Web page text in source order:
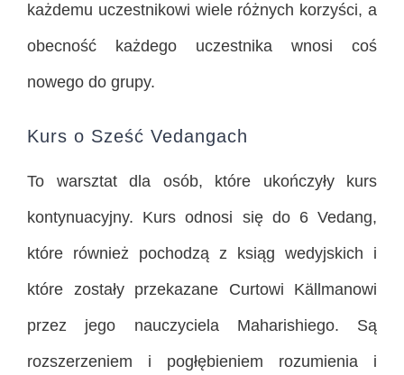
każdemu uczestnikowi wiele różnych korzyści, a
obecność każdego uczestnika wnosi coś
nowego do grupy.
Kurs o Sześć Vedangach
To warsztat dla osób, które ukończyły kurs
kontynuacyjny. Kurs odnosi się do 6 Vedang,
które również pochodzą z ksiąg wedyjskich i
które zostały przekazane Curtowi Källmanowi
przez jego nauczyciela Maharishiego. Są
rozszerzeniem i pogłębieniem rozumienia i